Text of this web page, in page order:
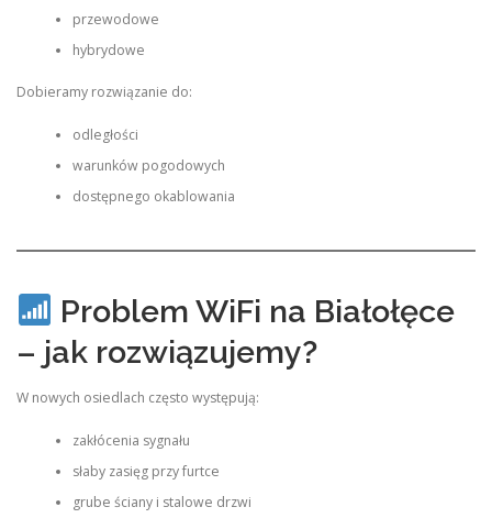
przewodowe
hybrydowe
Dobieramy rozwiązanie do:
odległości
warunków pogodowych
dostępnego okablowania
Problem WiFi na Białołęce
– jak rozwiązujemy?
W nowych osiedlach często występują:
zakłócenia sygnału
słaby zasięg przy furtce
grube ściany i stalowe drzwi